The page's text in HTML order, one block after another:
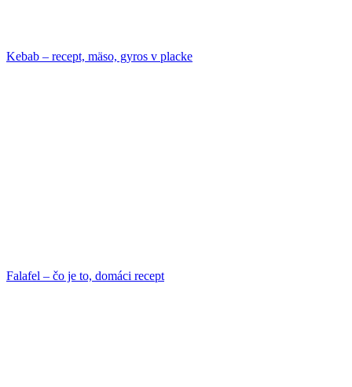
Kebab – recept, mäso, gyros v placke
Falafel – čo je to, domáci recept